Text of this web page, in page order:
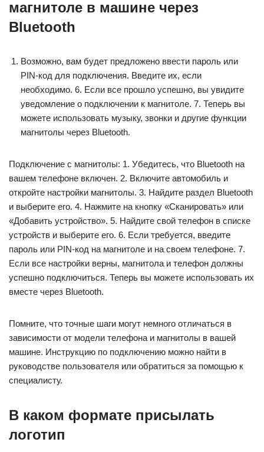
магнитоле в машине через
Bluetooth
Возможно, вам будет предложено ввести пароль или
PIN-код для подключения. Введите их, если
необходимо. 6. Если все прошло успешно, вы увидите
уведомление о подключении к магнитоле. 7. Теперь вы
можете использовать музыку, звонки и другие функции
магнитолы через Bluetooth.
Подключение с магнитолы: 1. Убедитесь, что Bluetooth на
вашем телефоне включен. 2. Включите автомобиль и
откройте настройки магнитолы. 3. Найдите раздел Bluetooth
и выберите его. 4. Нажмите на кнопку «Сканировать» или
«Добавить устройство». 5. Найдите свой телефон в списке
устройств и выберите его. 6. Если требуется, введите
пароль или PIN-код на магнитоле и на своем телефоне. 7.
Если все настройки верны, магнитола и телефон должны
успешно подключиться. Теперь вы можете использовать их
вместе через Bluetooth.
Помните, что точные шаги могут немного отличаться в
зависимости от модели телефона и магнитолы в вашей
машине. Инструкцию по подключению можно найти в
руководстве пользователя или обратиться за помощью к
специалисту.
В каком формате присылать
логотип